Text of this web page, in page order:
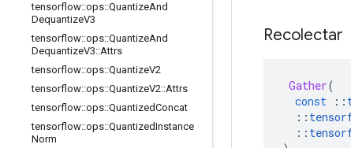
tensorflow::ops::QuantizeAnd
DequantizeV3
tensorflow::ops::QuantizeAnd
DequantizeV3::Attrs
tensorflow::ops::QuantizeV2
tensorflow::ops::QuantizeV2::Attrs
tensorflow::ops::QuantizedConcat
tensorflow::ops::QuantizedInstance
Norm
Recolectar
Gather(
const
::
::
::